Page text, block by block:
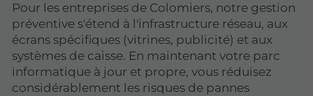
Pour les entreprises de Colomiers, notre gestion
préventive s'étend à l'infrastructure réseau, aux
écrans spécifiques (vitrines, publicité) et aux
systèmes de caisse. En maintenant votre parc
informatique à jour et propre, vous réduisez
considérablement les risques de pannes